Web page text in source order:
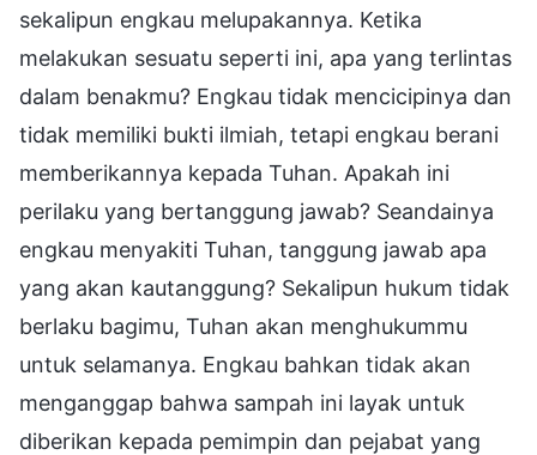
sekalipun engkau melupakannya. Ketika
melakukan sesuatu seperti ini, apa yang terlintas
dalam benakmu? Engkau tidak mencicipinya dan
tidak memiliki bukti ilmiah, tetapi engkau berani
memberikannya kepada Tuhan. Apakah ini
perilaku yang bertanggung jawab? Seandainya
engkau menyakiti Tuhan, tanggung jawab apa
yang akan kautanggung? Sekalipun hukum tidak
berlaku bagimu, Tuhan akan menghukummu
untuk selamanya. Engkau bahkan tidak akan
menganggap bahwa sampah ini layak untuk
diberikan kepada pemimpin dan pejabat yang